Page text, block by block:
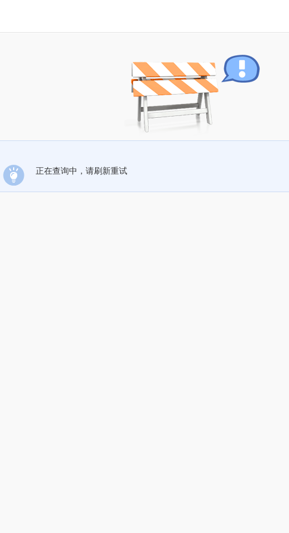
正在查询中，请刷新重试